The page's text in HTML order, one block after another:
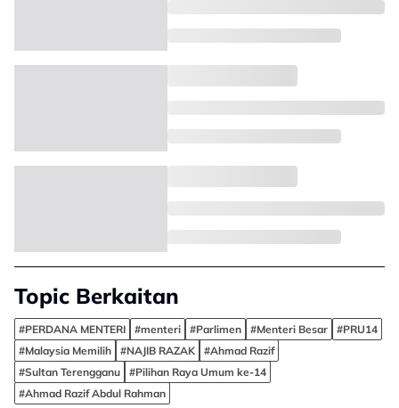
Topic Berkaitan
#PERDANA MENTERI #menteri #Parlimen #Menteri Besar
#PRU14
#Malaysia Memilih
#NAJIB RAZAK
#Ahmad Razif
#Sultan Terengganu
#Pilihan Raya Umum ke-14
#Ahmad Razif Abdul Rahman